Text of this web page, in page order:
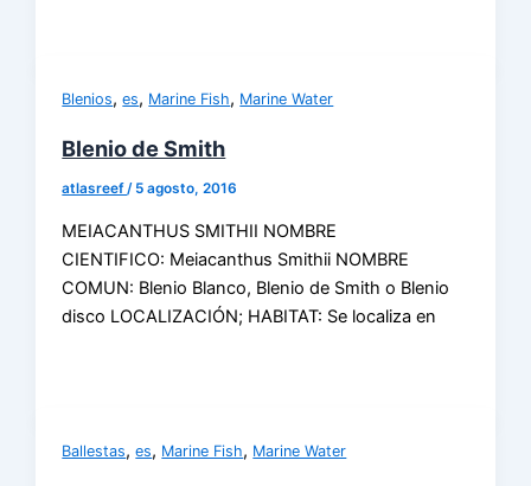
Blenios,es, Marine Fish, Marine Water
Blenio de Smith
atlasreef/ 5 agosto, 2016
MEIACANTHUS SMITHII NOMBRE
CIENTIFICO: Meiacanthus Smithii NOMBRE
COMUN: Blenio Blanco, Blenio de Smith o Blenio
disco LOCALIZACIÓN; HABITAT: Se localiza en
Ballestas,es, Marine Fish, Marine Water